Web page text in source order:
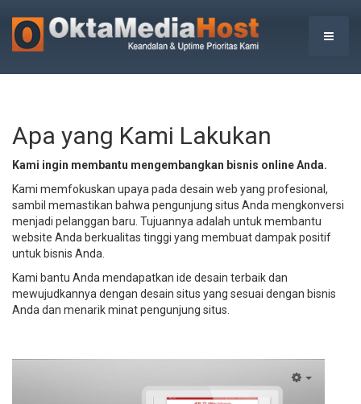
Apa yang Kami Lakukan
Kami ingin membantu mengembangkan bisnis online Anda.
Kami memfokuskan upaya pada desain web yang profesional,
sambil memastikan bahwa pengunjung situs Anda mengkonversi
menjadi pelanggan baru. Tujuannya adalah untuk membantu
website Anda berkualitas tinggi yang membuat dampak positif
untuk bisnis Anda.
Kami bantu Anda mendapatkan ide desain terbaik dan
mewujudkannya dengan desain situs yang sesuai dengan bisnis
Anda dan menarik minat pengunjung situs.